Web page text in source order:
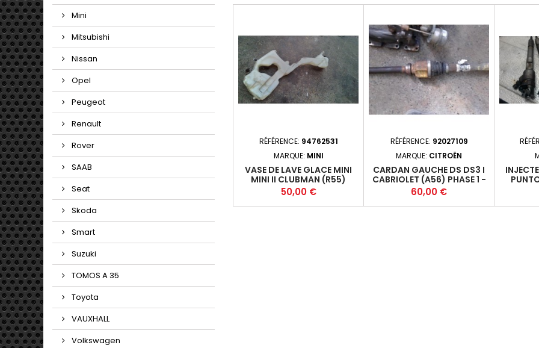
Mini
Mitsubishi
Nissan
Opel
Peugeot
Renault
Rover
SAAB
Seat
Skoda
Smart
Suzuki
TOMOS A 35
Toyota
VAUXHALL
Volkswagen
RÉFÉRENCE: 94762531
MARQUE: MINI
VASE DE LAVE GLACE MINI
MINI II CLUBMAN (R55)
PHASE 2 - 4P 2010-08-
2016-06 +
Prix
50,00 €
RÉFÉRENCE: 92027109
MARQUE: CITROËN
CARDAN GAUCHE DS DS3 I
CABRIOLET (A56) PHASE 1 -
2P 2012-06-2014-06 1.6I
TURBO 156 (115KW) -
5FV/5F02 / EP6CDT - M6+
Prix
60,00 €